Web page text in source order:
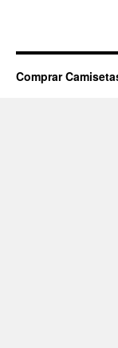
Comprar